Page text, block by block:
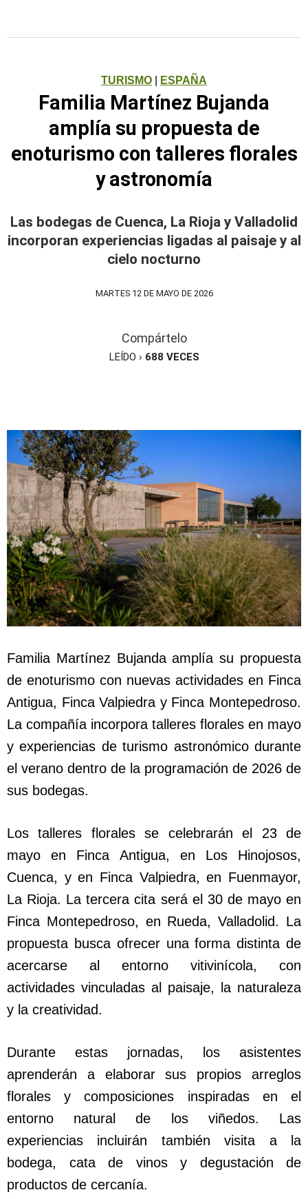
TURISMO ESPAÑA
Familia Martínez Bujanda
amplía su propuesta de
enoturismo con talleres florales
y astronomía
Las bodegas de Cuenca, La Rioja y Valladolid
incorporan experiencias ligadas al paisaje y al
cielo nocturno
MARTES 12 DE MAYO DE 2026
Compártelo
LEÍDO › 688 VECES
Familia Martínez Bujanda amplía su propuesta
de enoturismo con nuevas actividades en Finca
Antigua, Finca Valpiedra y Finca Montepedroso.
La compañía incorpora talleres florales en mayo
y experiencias de turismo astronómico durante
el verano dentro de la programación de 2026 de
sus bodegas.
Los talleres florales se celebrarán el 23 de
mayo en Finca Antigua, en Los Hinojosos,
Cuenca, y en Finca Valpiedra, en Fuenmayor,
La Rioja. La tercera cita será el 30 de mayo en
Finca Montepedroso, en Rueda, Valladolid. La
propuesta busca ofrecer una forma distinta de
acercarse al entorno vitivinícola, con
actividades vinculadas al paisaje, la naturaleza
y la creatividad.
Durante estas jornadas, los asistentes
aprenderán a elaborar sus propios arreglos
florales y composiciones inspiradas en el
entorno natural de los viñedos. Las
experiencias incluirán también visita a la
bodega, cata de vinos y degustación de
productos de cercanía.